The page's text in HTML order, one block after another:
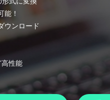
能！
ウンロード
性能